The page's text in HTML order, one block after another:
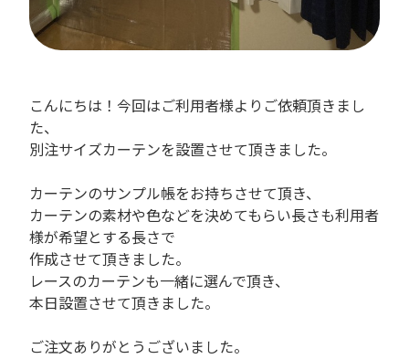
こんにちは！今回はご利用者様よりご依頼頂きまし
た、
別注サイズカーテンを設置させて頂きました。
カーテンのサンプル帳をお持ちさせて頂き、
カーテンの素材や色などを決めてもらい長さも利用者
様が希望とする長さで
作成させて頂きました。
レースのカーテンも一緒に選んで頂き、
本日設置させて頂きました。
ご注文ありがとうございました。